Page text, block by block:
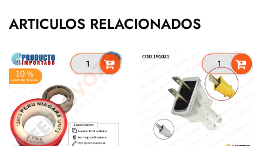
ARTICULOS RELACIONADOS